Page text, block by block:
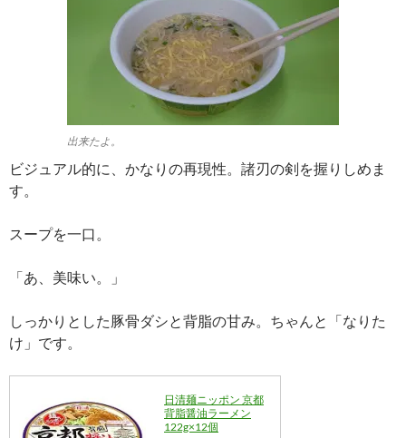
出来たよ。
ビジュアル的に、かなりの再現性。諸刃の剣を握りしめま
す。
スープを一口。
「あ、美味い。」
しっかりとした豚骨ダシと背脂の甘み。ちゃんと「なりた
け」です。
日清麺ニッポン 京都
背脂醤油ラーメン
122g×12個